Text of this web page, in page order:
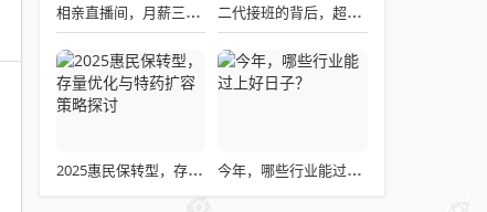
相亲直播间，月薪三千的捞女挑战与现实困境 二代接班的背后，超八成民企家族化现象与餐桌品牌接班人的治理挑战
2025惠民保转型，存量优化与特药扩容策略探讨 今年，哪些行业能过上好日子？